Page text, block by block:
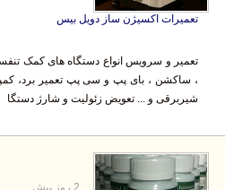
تعمیرات اکسیژن ساز دویل بیس
تعمیر و سرویس انواع دستگاه های کمک
، ساکشن ، بای پپ و سی پپ تعمیر برد،
شیربرقی و ... تعویض زئولیت و شارژ دستگا